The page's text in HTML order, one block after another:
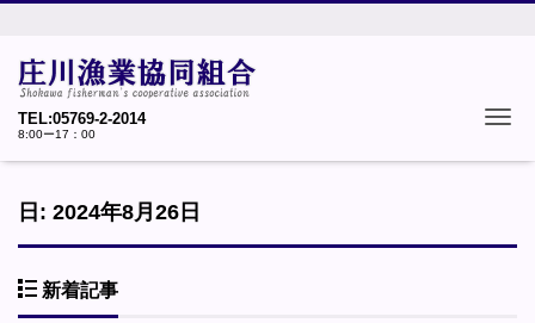
TEL:05769-2-2014
8:00ー17：00
日: 2024年8月26日
新着記事